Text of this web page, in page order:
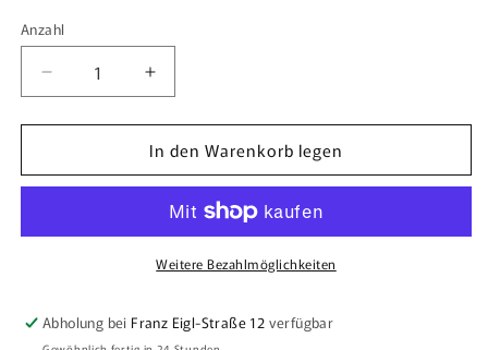
Anzahl
Anzahl
Verringere
die
Menge
Drechselkurs
Tage
Erhöhe
die
Menge
für
Drechselkurs
Tage
In den Warenkorb legen
Weitere Bezahlmöglichkeiten
Abholung bei Franz Eigl-Straße 12 verfügbar